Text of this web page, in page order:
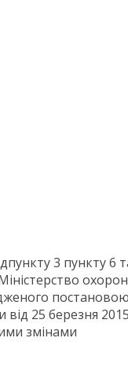
3 пункту 6
від 25 березня
змінами